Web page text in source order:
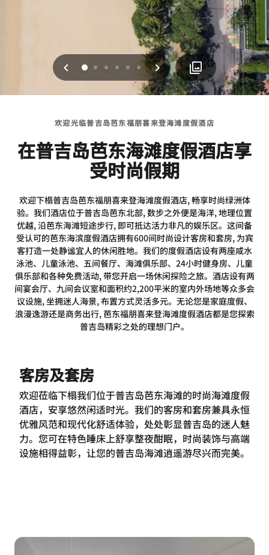
上一页
0 1 2 3 4 5 下一页
欢迎光临普吉岛芭东福朋喜来登海滩度假酒店
在普吉岛芭东海滩度假酒店享
受时尚假期
欢迎下榻普吉岛芭东福朋喜来登海滩度假酒店, 畅享时尚绿洲体
验。我们酒店位于普吉岛芭东北部, 数步之外便是海洋, 地理位置
优越, 沿芭东海滩短途步行, 即可抵达活力非凡的娱乐区。这间备
受认可的芭东海滨度假酒店拥有600间时尚设计客房和套房, 为宾
客打造一处静谧宜人的休闲胜地。我们的度假酒店设有两座咸水
泳池、儿童泳池、五间餐厅、海滩俱乐部、24小时健身房、儿童
俱乐部和各种免费活动, 带您开启一场休闲探险之旅。酒店设有两
间宴会厅、九间会议室和面积约2,200平米的室内外场地等众多会
议设施, 坐拥迷人海景, 布置方式灵活多元。无论您是家庭度假、
浪漫逸游还是商务出行, 芭东福朋喜来登海滩度假酒店都是您探索
普吉岛精彩之处的理想门户。
客房及套房
欢迎莅临下榻我们位于普吉岛芭东海滩的时尚海滩度假
酒店，安享悠然闲适时光。我们的客房和套房兼具永恒
优雅风范和现代化舒适体验，处处彰显普吉岛的迷人魅
力。您可在特色睡床上舒享整夜酣眠，时尚装饰与高端
设施相得益彰，让您的普吉岛海滩逍遥游尽兴而完美。